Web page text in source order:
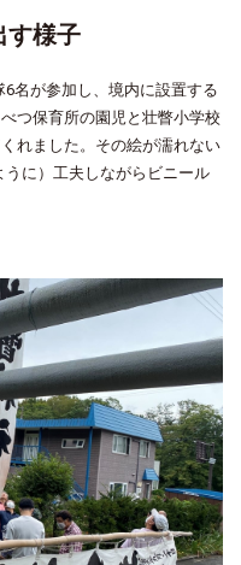
す様子
名が参加し、境内に設置する
つ保育所の園児と壮瞥小学校
れました。その絵が濡れない
に）工夫しながらビニール